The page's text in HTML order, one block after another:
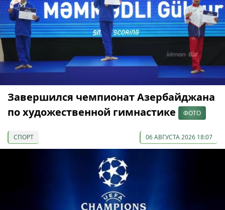
Завершился чемпионат Азербайджана
по художественной гимнастике
ФОТО
СПОРТ 06 АВГУСТА 2026 18:07